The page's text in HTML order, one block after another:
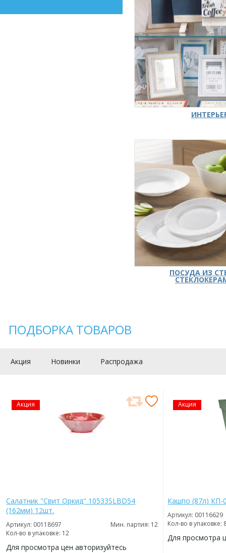
ПОСУДА ИЗ
ПОДБОРКА ТОВАРОВ
Акция Новинки Распродажа
Акция
Салатник "Свит Оркид" 10533SLBD54
(162мм) 12шт.
Артикул: 00118697
Мин. партия: 12
Кол-во в упаковке: 12
Для просмотра цен авторизуйтесь
Акция
Кашпо (87л) КП-
Артикул: 00116629
Кол-во в упаковке:
Для просмотра